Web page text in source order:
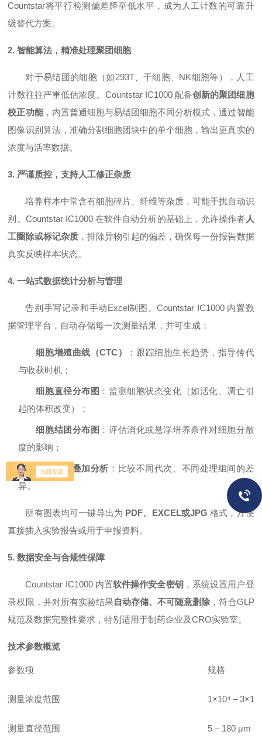
Countstar将平行检测偏差降至低水平，成为人工计数的可靠升
级替代方案。
2. 智能算法，精准处理聚团细胞
对于易结团的细胞（如293T、干细胞、NK细胞等），人工
计数往往严重低估浓度。Countstar IC1000 配备创新的聚团细胞
校正功能，内置普通细胞与易结团细胞不同分析模式，通过智能
图像识别算法，准确分割细胞团块中的单个细胞，输出更真实的
浓度与活率数据。
3. 严谨质控，支持人工修正杂质
培养样本中常含有细胞碎片、纤维等杂质，可能干扰自动识
别。Countstar IC1000 在软件自动分析的基础上，允许操作者 人
工圈除或标记杂质，排除异物引起的偏差，确保每一份报告数据
真实反映样本状态。
4. 一站式数据统计分析与管理
告别手写记录和手动Excel制图。Countstar IC1000 内置数
据管理平台，自动存储每一次测量结果，并可生成：
细胞增殖曲线（CTC）
：跟踪细胞生长趋势，指导传代
与收获时机；
细胞直径分布图 ：监测细胞状态变化（如活化、凋亡引
起的体积改变）；
细胞结团分布图 ：评估消化或悬浮培养条件对细胞分散
度的影响；
多组数据叠加分析 ：比较不同代次、不同处理组间的差
异。
所有图表均可一键导出为 PDF、EXCEL或JPG 格式，方便
直接插入实验报告或用于申报资料。
5. 数据安全与合规性保障
Countstar IC1000 内置软件操作安全密钥 ，系统设置用户登
录权限，并对所有实验结果自动存储、不可随意删除 ，符合GLP
规范及数据完整性要求，特别适用于制药企业及CRO实验室。
技术参数概览
参数项 规格
测量浓度范围 1×10⁴ –
测量直径范围 5 – 180 μm